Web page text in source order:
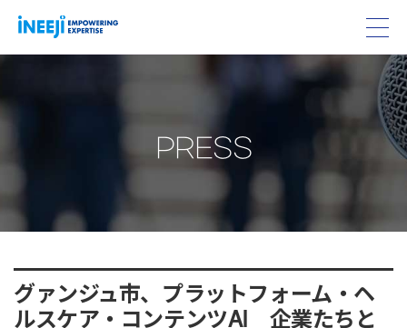
PRESS
グァンジュ市、プラットフォーム・ヘ
ルスケア・コンテンツAI 企業たちと